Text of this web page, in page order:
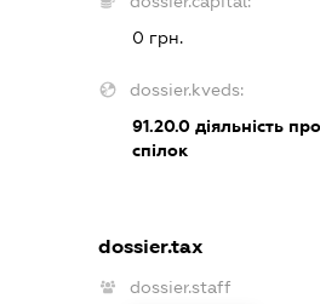
0 грн.
dossier.kveds:
91.20.0 діяльність
спілок
dossier.tax
dossier.staff